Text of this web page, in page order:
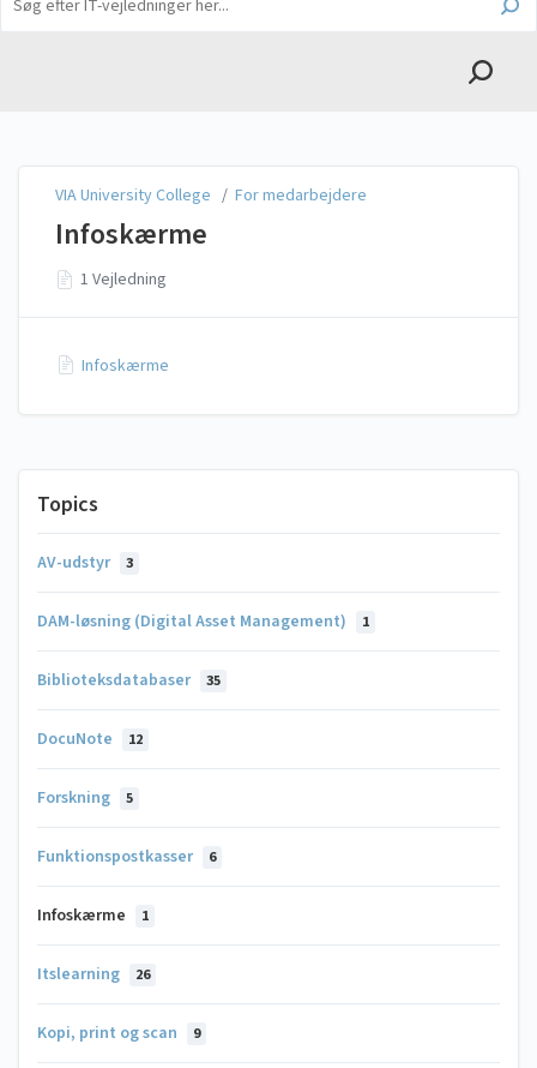
English
Topics
AV-udstyr 3
DAM-løsning (Digital Asset Management) 1
Biblioteksdatabaser 35
DocuNote 12
Forskning 5
Funktionspostkasser 6
Infoskærme 1
Itslearning 26
Kopi, print og scan 9
VIA University College / For medarbejdere
Infoskærme
1 Vejledning
Infoskærme